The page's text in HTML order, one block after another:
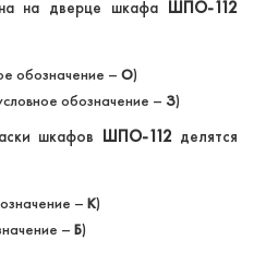
на дверце шкафа ШПО-112
обозначение – О)
обозначение – З)
шкафов ШПО-112делятся
– К)
– Б)